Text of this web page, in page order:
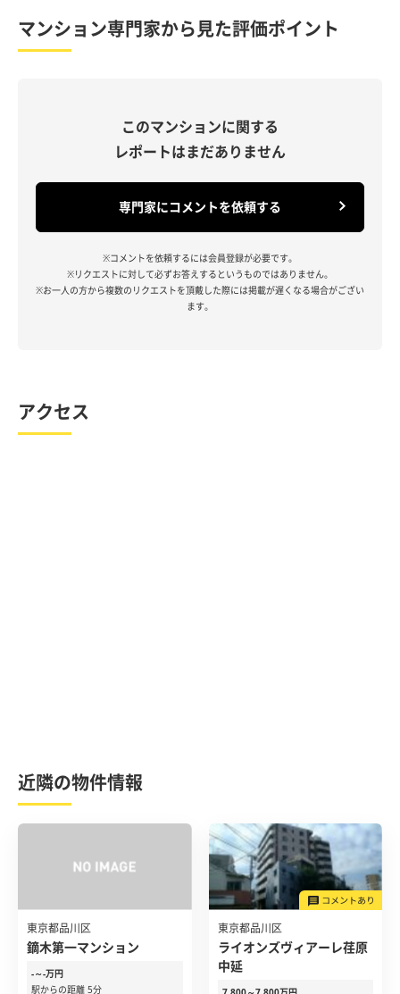
マンション専門家から見た評価ポイント
このマンションに関する
レポートはまだありません
専門家にコメントを依頼する
※コメントを依頼するには会員登録が必要です。
※リクエストに対して必ずお答えするというものではありません。
※お一人の方から複数のリクエストを頂戴した際には掲載が遅くなる場合がござい
ます。
アクセス
近隣の物件情報
東京都品川区
鏑木第一マンション
-～-万円
駅からの距離 5分
東京都品川区
ライオンズヴィアーレ荏原
中延